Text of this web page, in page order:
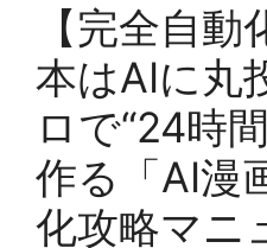
【完全自
本はAIに丸
ロで“24時
作る「AI漫
化攻略マニ